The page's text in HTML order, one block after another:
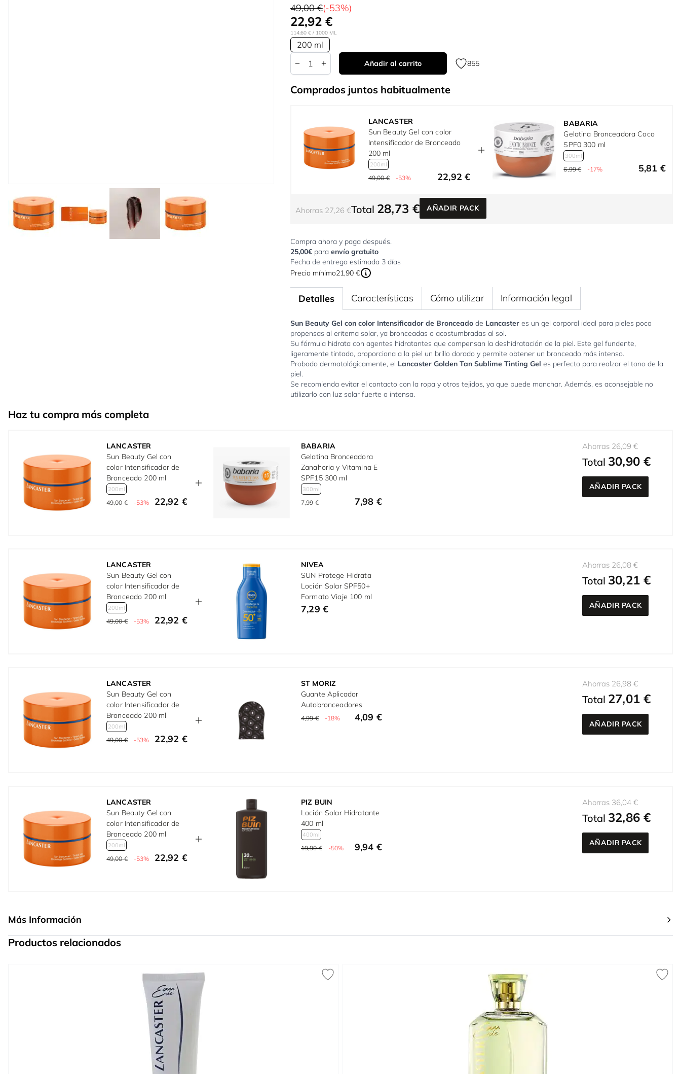
View larger imageView larger imageView larger imageView larger image
49,00 €(-53%)
22,92 €
114,60 €/ 1000 ML
200 ml
Cantidad
Añadir al carrito 855
Comprados juntos habitualmente
LANCASTER
Sun Beauty Gel con color
Intensificador de Bronceado
200 ml
200ml
49,00 € -53% 22,92 €
BABARIA
Gelatina Bronceadora Coco
SPF0 300 ml
300ml
6,99 € -17% 5,81 €
Ahorras 27,26 €Total 28,73 € AÑADIR PACK
Compra ahora y paga después.
25,00€ para envío gratuito
Fecha de entrega estimada 3 días
Precio mínimo21,90 €
Detalles
Sun Beauty Gel con color Intensificador de Bronceadode Lancasteres un gel corporal ideal para pieles poco
propensas al eritema solar, ya bronceadas o acostumbradas al sol.
Su fórmula hidrata con agentes hidratantes que compensan la deshidratación de la piel. Este gel fundente,
ligeramente tintado, proporciona a la piel un brillo dorado y permite obtener un bronceado más intenso.
Probado dermatológicamente, el Lancaster Golden Tan Sublime Tinting Gel es perfecto para realzar el tono de la
piel.
Se recomienda evitar el contacto con la ropa y otros tejidos, ya que puede manchar. Además, es aconsejable no
utilizarlo con luz solar fuerte o intensa.
Características Cómo utilizar Información legal
Haz tu compra más completa
LANCASTER
Sun Beauty Gel con
color Intensificador de
Bronceado 200 ml
200ml
49,00 € -53% 22,92 €
BABARIA
Gelatina Bronceadora
Zanahoria y Vitamina E
SPF15 300 ml
300ml
7,99 € 7,98 €
Ahorras 26,09 €
Total 30,90 €
AÑADIR PACK
LANCASTER
Sun Beauty Gel con
color Intensificador de
Bronceado 200 ml
200ml
49,00 € -53% 22,92 €
NIVEA
SUN Protege Hidrata
Loción Solar SPF50+
Formato Viaje 100 ml
7,29 €
Ahorras 26,08 €
Total 30,21 €
AÑADIR PACK
LANCASTER
Sun Beauty Gel con
color Intensificador de
Bronceado 200 ml
200ml
49,00 € -53% 22,92 €
ST MORIZ
Guante Aplicador
Autobronceadores
4,99 € -18% 4,09 €
Ahorras 26,98 €
Total 27,01 €
AÑADIR PACK
LANCASTER
Sun Beauty Gel con
color Intensificador de
Bronceado 200 ml
200ml
49,00 € -53% 22,92 €
PIZ BUIN
Loción Solar Hidratante
400 ml
400ml
19,90 € -50% 9,94 €
Ahorras 36,04 €
Total 32,86 €
AÑADIR PACK
Más Información
Productos relacionados